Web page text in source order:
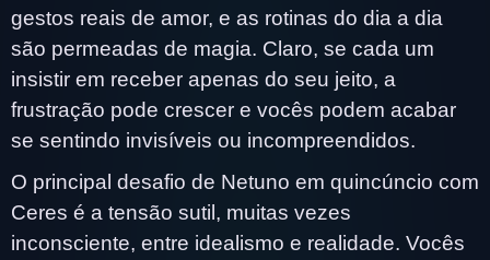
gestos reais de amor, e as rotinas do dia a dia
são permeadas de magia. Claro, se cada um
insistir em receber apenas do seu jeito, a
frustração pode crescer e vocês podem acabar
se sentindo invisíveis ou incompreendidos.
O principal desafio de Netuno em quincúncio com
Ceres é a tensão sutil, muitas vezes
inconsciente, entre idealismo e realidade. Vocês